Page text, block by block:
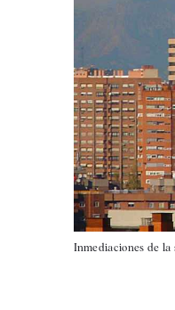
Inmediaciones de la